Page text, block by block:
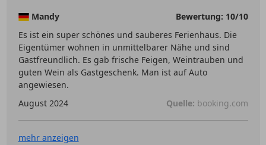
Mandy
Bewertung: 10/10
Es ist ein super schönes und sauberes Ferienhaus. Die
Eigentümer wohnen in unmittelbarer Nähe und sind
Gastfreundlich. Es gab frische Feigen, Weintrauben und
guten Wein als Gastgeschenk. Man ist auf Auto
angewiesen.
August 2024
Quelle: booking.com
mehr anzeigen